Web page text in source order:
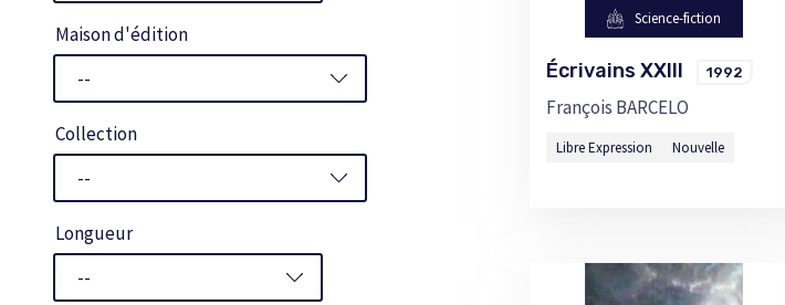
Maison d'édition
Collection
Longueur
Science-fiction
Écrivains XXIII 1992
François BARCELO
Libre Expression Nouvelle